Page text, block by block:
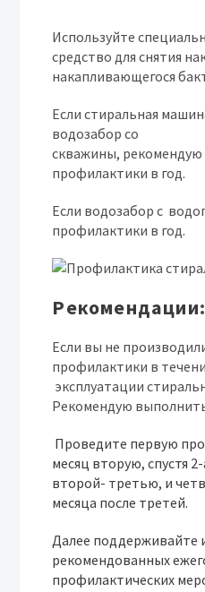
Используйте
средство для снятия
накапливающегося
Если стиральная
водозабор со
скважины,
профилактики в год.
Если водозабор с
профилактики в год.
Рекомендации:
Если вы не
профилактики в
эксплуатации
Рекомендую
Проведите первую
месяц вторую, спустя
второй- третью, и
месяца после третей.
Далее поддерживайте
рекомендованных
профилактических